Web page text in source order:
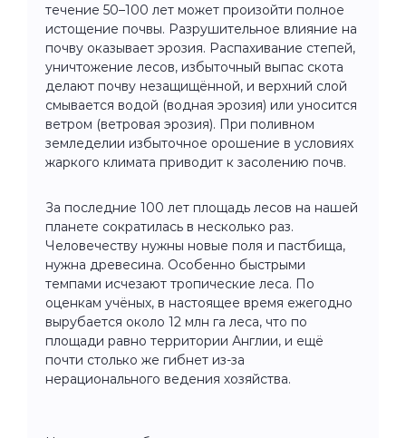
течение 50–100 лет может произойти полное
истощение почвы. Разрушительное влияние на
почву оказывает эрозия. Распахивание степей,
уничтожение лесов, избыточный выпас скота
делают почву незащищённой, и верхний слой
смывается водой (водная эрозия) или уносится
ветром (ветровая эрозия). При поливном
земледелии избыточное орошение в условиях
жаркого климата приводит к засолению почв.
За последние 100 лет площадь лесов на нашей
планете сократилась в несколько раз.
Человечеству нужны новые поля и пастбища,
нужна древесина. Особенно быстрыми
темпами исчезают тропические леса. По
оценкам учёных, в настоящее время ежегодно
вырубается около 12 млн га леса, что по
площади равно территории Англии, и ещё
почти столько же гибнет из-за
нерационального ведения хозяйства.